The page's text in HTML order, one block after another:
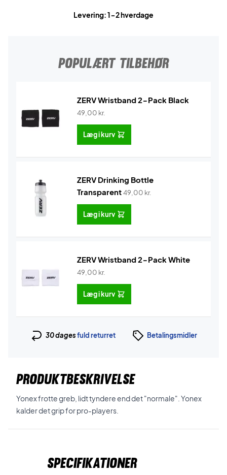
Levering: 1-2 hverdage
POPULÆRT TILBEHØR
ZERV Wristband 2-Pack Black
49,00 kr.
Læg i kurv
ZERV Drinking Bottle
Transparent49,00 kr.
Læg i kurv
ZERV Wristband 2-Pack White
49,00 kr.
Læg i kurv
30 dagesfuld returret Betalingsmidler
PRODUKTBESKRIVELSE
Yonex frotte greb, lidt tyndere end det "normale". Yonex
kalder det grip for pro-players.
Specifikationer